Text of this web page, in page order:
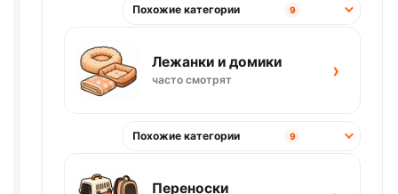
Похожие категории 9
Лежанки и домики
часто смотрят ›
Похожие категории 9
Переноски